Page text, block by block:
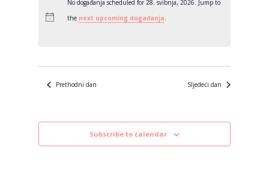
No događanja scheduled for 28. svibnja, 2026. Jump to
the next upcoming događanja.
Prethodni dan Sljedeći dan
Subscribe to calendar